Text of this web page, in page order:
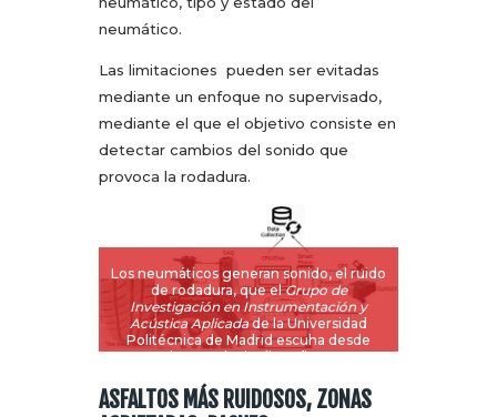
neumático.
Las limitaciones pueden ser evitadas
mediante un enfoque no supervisado,
mediante el que el objetivo consiste en
detectar cambios del sonido que
provoca la rodadura.
Los neumáticos generan sonido, el ruido
de rodadura, que elGrupo de
Investigación en Instrumentación y
Acústica Aplicadade la Universidad
Politécnica de Madrid escuha desde
hace más de diez años.
ASFALTOS MÁS RUIDOSOS, ZONAS